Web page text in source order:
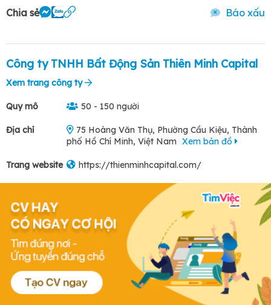
Chia sẻ Báo xấu
Công ty TNHH Bất Động Sản Thiên Minh Capital
Xem trang công ty
Quy mô 50 - 150 người
Địa chỉ
75 Hoàng Văn Thụ, Phường Cầu Kiệu, Thành
phố Hồ Chí Minh, Việt Nam Xem bản đồ
Trang website https://thienminhcapital.com/